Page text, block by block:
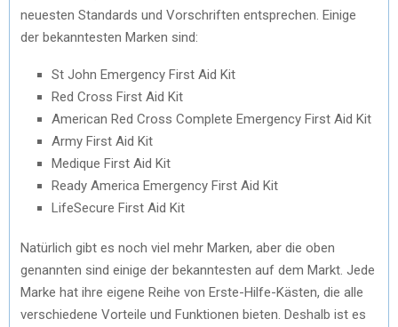
neuesten Standards und Vorschriften entsprechen. Einige
der bekanntesten Marken sind:
St John Emergency First Aid Kit
Red Cross First Aid Kit
American Red Cross Complete Emergency First Aid Kit
Army First Aid Kit
Medique First Aid Kit
Ready America Emergency First Aid Kit
LifeSecure First Aid Kit
Natürlich gibt es noch viel mehr Marken, aber die oben
genannten sind einige der bekanntesten auf dem Markt. Jede
Marke hat ihre eigene Reihe von Erste-Hilfe-Kästen, die alle
verschiedene Vorteile und Funktionen bieten. Deshalb ist es